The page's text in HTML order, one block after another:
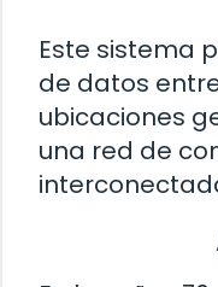
Este sistema
de datos
ubicaciones
una red de